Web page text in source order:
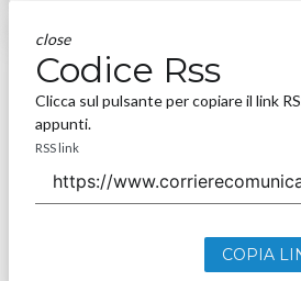
close
Codice Rss
Clicca sul pulsante per copiare il link
appunti.
RSS link
COPIA